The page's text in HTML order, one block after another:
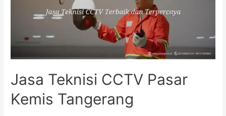
Jasa Teknisi CCTV Pasar
Kemis Tangerang